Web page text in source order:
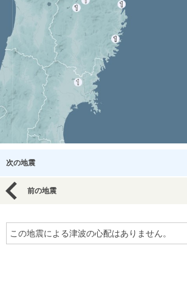
次の地震
前の地震
この地震による津波の心配はありません。